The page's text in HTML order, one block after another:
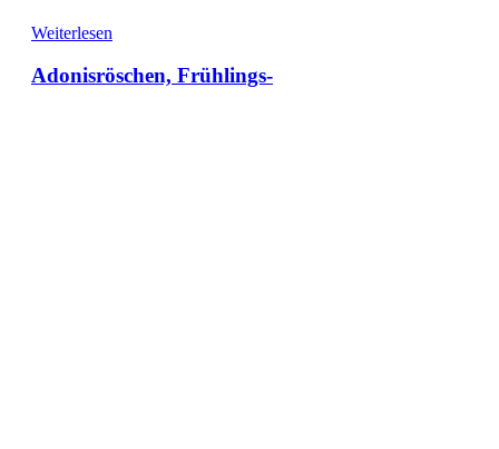
Weiterlesen
Adonisröschen, Frühlings-